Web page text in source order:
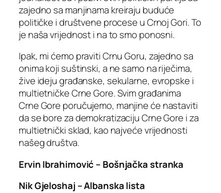
zajedno sa manjinama kreiraju buduće
političke i društvene procese u Crnoj Gori. To
je naša vrijednost i na to smo ponosni.
Ipak, mi ćemo praviti Crnu Goru, zajedno sa
onima koji suštinski, a ne samo na riječima,
žive ideju građanske, sekularne, evropske i
multietničke Crne Gore. Svim građanima
Crne Gore poručujemo, manjine će nastaviti
da se bore za demokratizaciju Crne Gore i za
multietnički sklad, kao najveće vrijednosti
našeg društva.
Ervin Ibrahimović – Bošnjačka stranka
Nik Gjeloshaj – Albanska lista